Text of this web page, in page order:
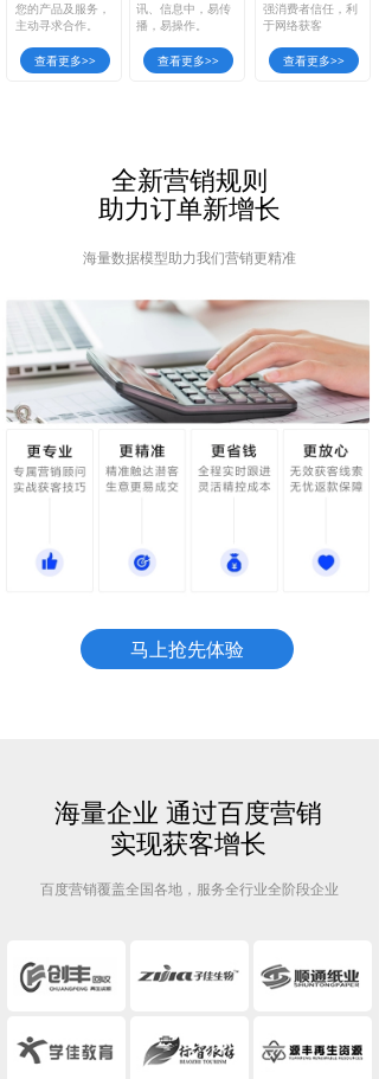
百度营销覆盖全国各地，服务全行业全阶段企业
海量企业 通过百度营销
实现获客增长
您的产品及服务，
主动寻求合作。
查看更多>>
讯、信息中，易传
播，易操作。
查看更多>>
强消费者信任，利
于网络获客
查看更多>>
全新营销规则
助力订单新增长
海量数据模型助力我们营销更精准
马上抢先体验